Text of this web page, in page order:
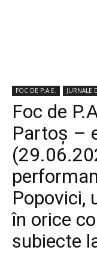
FOC DE P.A.E. JURNALE
Foc de
Partoș –
Popovici,
în orice
subiecte